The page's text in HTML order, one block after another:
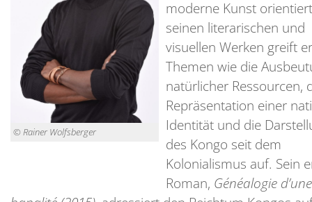
© Rainer Wolfsberger
moderne Kunst
seinen literarischen und
visuellen Werken greift
Themen wie die
natürlicher Ressourcen,
Repräsentation einer
Identität und die
des Kongo seit dem
Kolonialismus auf. Sein
Roman, Généalogie d’une